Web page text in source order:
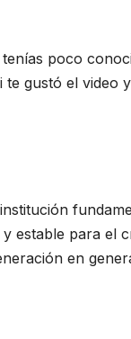
poco
te gustó el video
estable para el
en